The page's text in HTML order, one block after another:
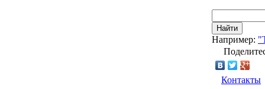
Найти
Например:
Контакты